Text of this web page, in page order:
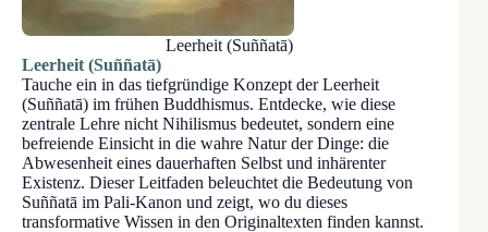
Leerheit (Suññatā)
Leerheit (Suññatā)
Tauche ein in das tiefgründige Konzept der Leerheit
(Suññatā) im frühen Buddhismus. Entdecke, wie diese
zentrale Lehre nicht Nihilismus bedeutet, sondern eine
befreiende Einsicht in die wahre Natur der Dinge: die
Abwesenheit eines dauerhaften Selbst und inhärenter
Existenz. Dieser Leitfaden beleuchtet die Bedeutung von
Suññatā im Pali-Kanon und zeigt, wo du dieses
transformative Wissen in den Originaltexten finden kannst.